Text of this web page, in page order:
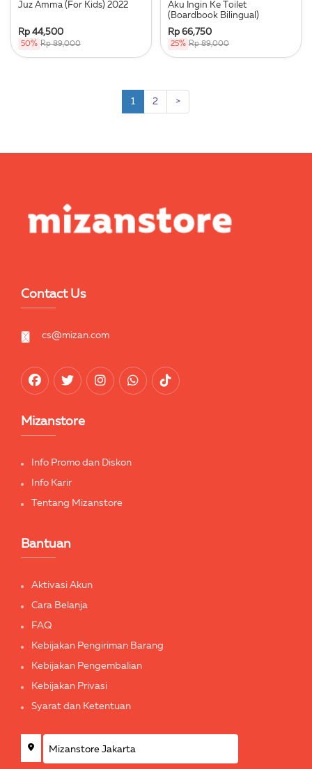
Juz Amma (For Kids) 2022
Rp 44,500
50% Rp 89,000
Aku Ingin Ke Toilet
(Boardbook Bilingual)
Rp 66,750
25% Rp 89,000
1 2 >
Contact Us
cs@mizan.com
Mizanstore
Info Promo dan Diskon
Info Karir
Tentang Mizanstore
Bantuan
Aktivasi Akun
Cara Belanja
FAQ
Kebijakan Pengiriman Barang
Kebijakan Pengembalian
Kebijakan Privasi
Syarat dan Ketentuan